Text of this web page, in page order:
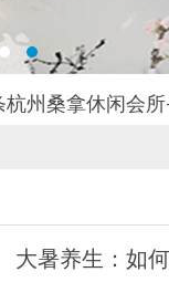
州桑拿休闲会
大暑养生：如